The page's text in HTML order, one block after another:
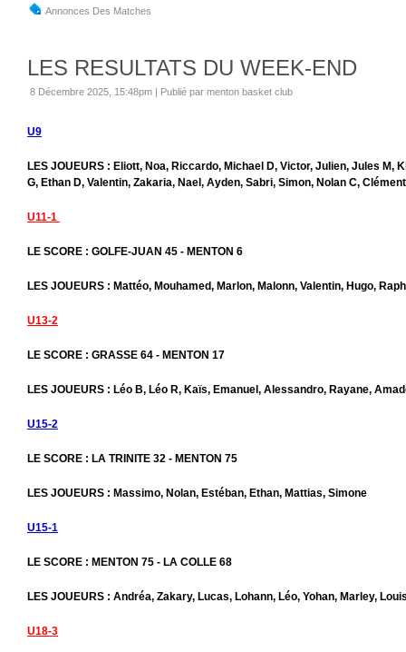
Annonces Des Matches
LES RESULTATS DU WEEK-END
8 Décembre 2025, 15:48pm | Publié par menton basket club
U9
LES JOUEURS : Eliott, Noa, Riccardo, Michael D, Victor, Julien, Jules M,
G, Ethan D, Valentin, Zakaria, Nael, Ayden, Sabri, Simon, Nolan C, Clément
U11-1
LE SCORE : GOLFE-JUAN 45 - MENTON 6
LES JOUEURS : Mattéo, Mouhamed, Marlon, Malonn, Valentin, Hugo,
U13-2
LE SCORE : GRASSE 64 - MENTON 17
LES JOUEURS : Léo B, Léo R, Kaïs, Emanuel, Alessandro, Rayane,
U15-2
LE SCORE : LA TRINITE 32 - MENTON 75
LES JOUEURS : Massimo, Nolan, Estéban, Ethan, Mattias, Simone
U15-1
LE SCORE : MENTON 75 - LA COLLE 68
LES JOUEURS : Andréa, Zakary, Lucas, Lohann, Léo, Yohan, Marley,
U18-3